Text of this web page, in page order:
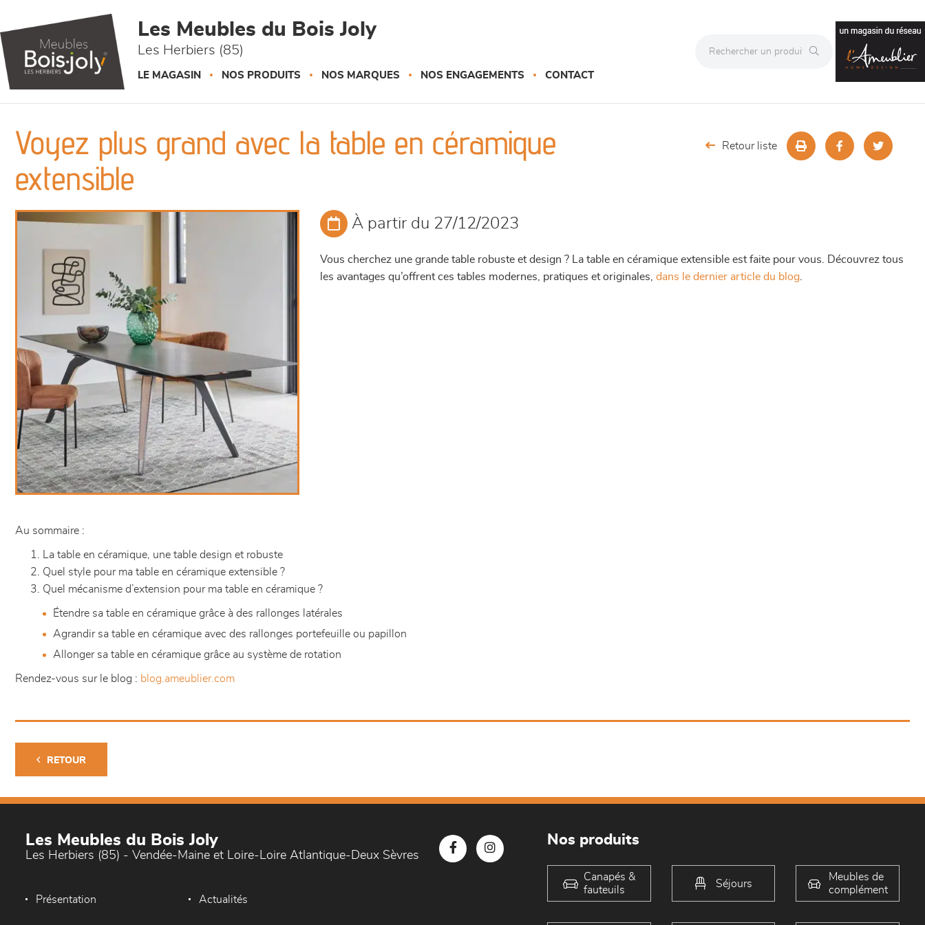
Les Meubles du Bois Joly
Les Herbiers (85)
LE MAGASIN NOS PRODUITS NOS MARQUES NOS ENGAGEMENTS CONTACT
Voyez plus grand avec la table en céramique
extensible
Retour liste
À partir du 27/12/2023
Vous cherchez une grande table robuste et design ? La table en céramique extensible est faite pour vous. Découvrez tous
les avantages qu’offrent ces tables modernes, pratiques et originales,dans le dernier article du blog
Au sommaire :
La table en céramique, une table design et robuste
Quel style pour ma table en céramique extensible ?
Quel mécanisme d’extension pour ma table en céramique ?
Étendre sa table en céramique grâce à des rallonges latérales
Agrandir sa table en céramique avec des rallonges portefeuille ou papillon
Allonger sa table en céramique grâce au système de rotation
Rendez-vous sur le blog : blog.ameublier.com
RETOUR
Les Meubles du Bois Joly
Les Herbiers (85) - Vendée-Maine et Loire-Loire Atlantique-Deux Sèvres
Présentation Actualités
Nos produits
Canapés &
fauteuils
Séjours
Meubles de
complément